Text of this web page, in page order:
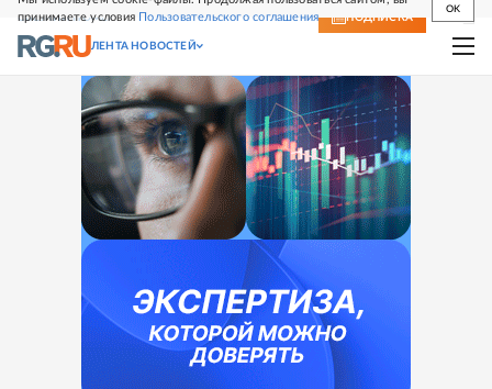
принимаете условия Пользовательского соглашения
OK
СВЕЖИЙ НОМЕР ПОДПИСКА
ЛЕНТА НОВОСТЕЙ